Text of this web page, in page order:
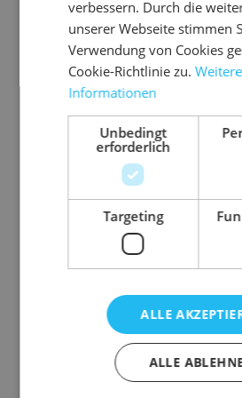
Material
PCR-
Stärke
0,05
Gewicht
5 g
Zubehör-
verbessern. Durch die
unserer Webseite stimmen
Verwendung von Cookies
Cookie-Richtlinie zu.Weitere
Informationen
Unbedingt
erforderlich
Targeting
ALLE
ALLE